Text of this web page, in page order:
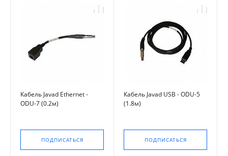
Кабель Javad Ethernet -
ODU-7 (0.2м)
ПОДПИСАТЬСЯ
Кабель Javad USB - ODU-5
(1.8м)
ПОДПИСАТЬСЯ